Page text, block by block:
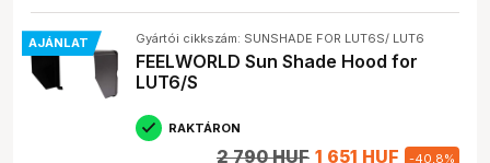
AJÁNLAT Gyártói cikkszám: SUNSHADE FOR LUT6S/ LUT6
FEELWORLD Sun Shade Hood for
LUT6/S
RAKTÁRON
2 790 HUF 1 651 HUF -40,8%